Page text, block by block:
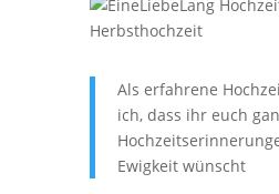
Als erfahrene
ich, dass ihr euch
Ewigkeit wünscht